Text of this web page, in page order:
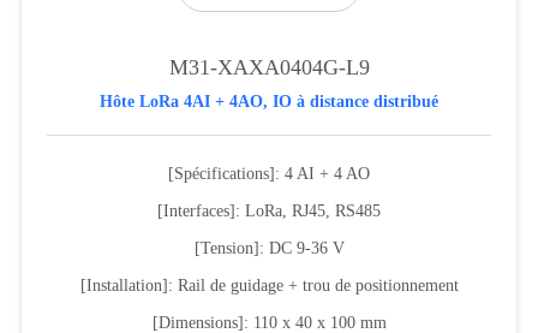
M31-XAXA0404G-L9
Hôte LoRa 4AI + 4AO, IO à distance distribué
[Spécifications]: 4 AI + 4 AO
[Interfaces]: LoRa, RJ45, RS485
[Tension]: DC 9-36 V
[Installation]: Rail de guidage + trou de positionnement
[Dimensions]: 110 x 40 x 100 mm